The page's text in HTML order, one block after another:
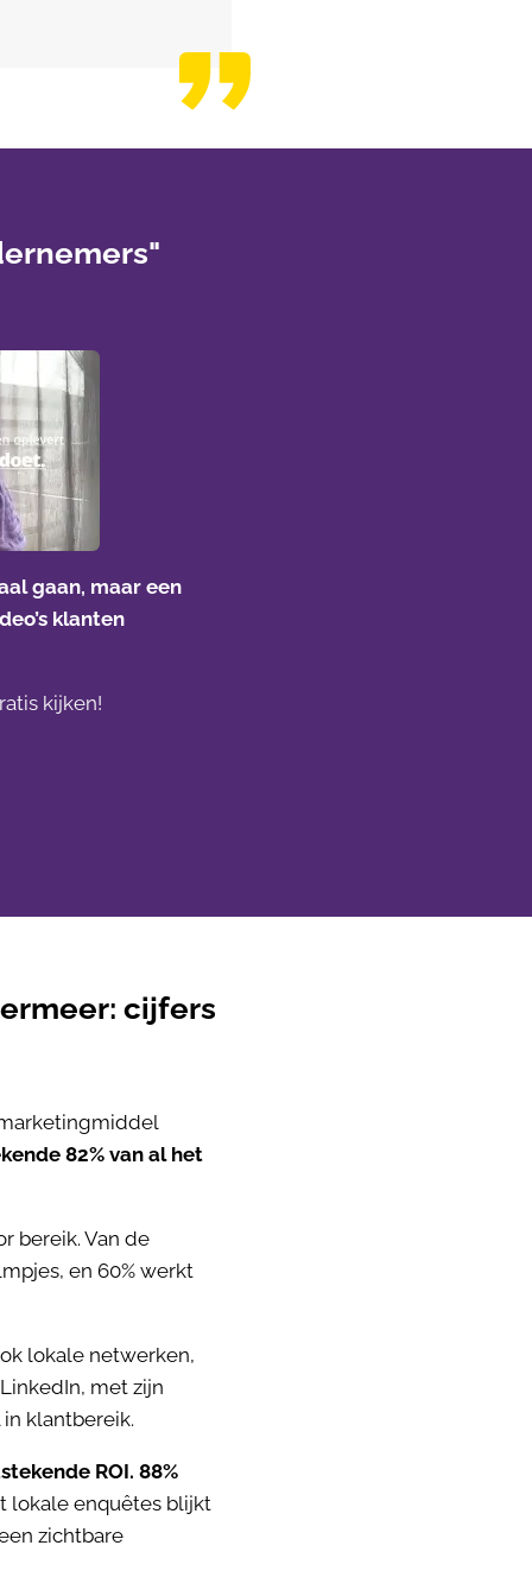
gaan, maar een
klanten
kijken!
cijfers
82% van al het
bereik. Van de
en 60% werkt
lokale netwerken,
met zijn
klantbereik.
ROI. 88%
lokale enquêtes blijkt
zichtbare